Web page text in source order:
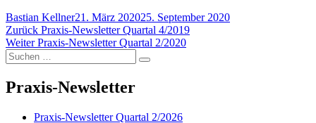
Autor
Bastian KellnerVeröffentlicht
am
21. März 202025. September 2020
Beitragsnavigation
Zurück Vorheriger
Beitrag:
Praxis-Newsletter Quartal 4/2019
Weiter Nächster
Beitrag:
Praxis-Newsletter Quartal 2/2020
Suchen
nach:
Suchen
Praxis-Newsletter
Praxis-Newsletter Quartal 2/2026